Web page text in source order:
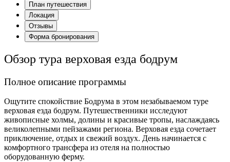
План путешествия
Локация
Отзывы
Форма бронирования
Обзор тура верховая езда бодрум
Полное описание программы
Ощутите спокойствие Бодрума в этом незабываемом туре
верховая езда бодрум. Путешественники исследуют
живописные холмы, долины и красивые тропы, наслаждаясь
великолепными пейзажами региона. Верховая езда сочетает
приключение, отдых и свежий воздух. День начинается с
комфортного трансфера из отеля на полностью
оборудованную ферму.